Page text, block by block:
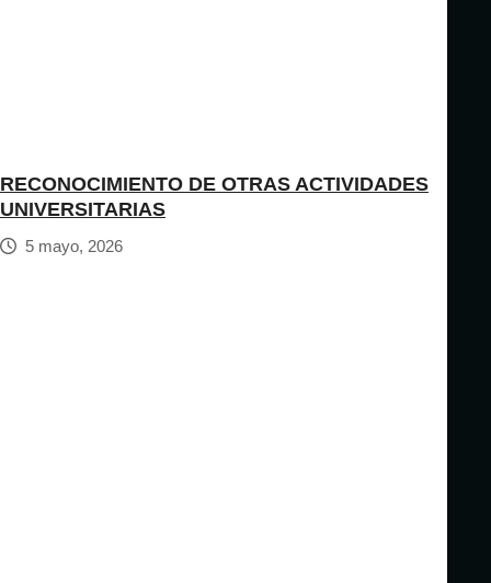
RECONOCIMIENTO DE OTRAS ACTIVIDADES
UNIVERSITARIAS
5 mayo, 2026